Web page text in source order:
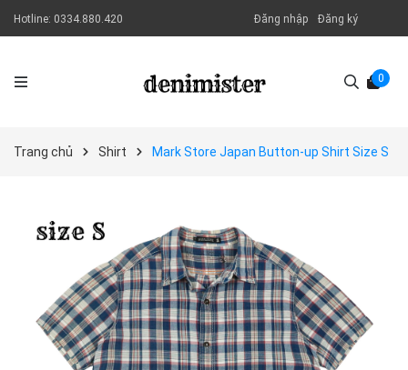
Hotline: 0334.880.420 Đăng nhập Đăng ký
0
Trang chủ Shirt Mark Store Japan Button-up Shirt Size S